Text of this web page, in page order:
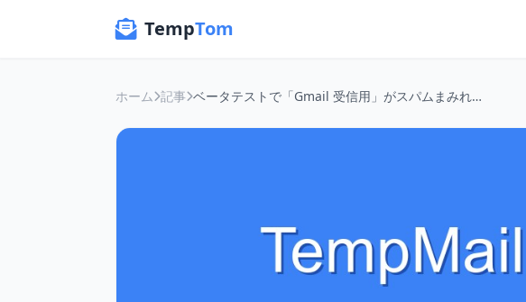
TempTom
ホーム 記事 ベータテストで「Gmail 受信用」がスパムまみれ？ ゴミ箱メール活用術！